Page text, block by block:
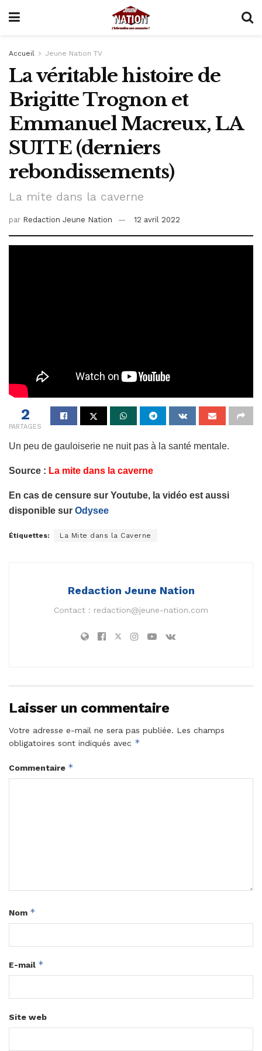
Accueil Jeune Nation TV
La véritable histoire de
Brigitte Trognon et
Emmanuel Macreux, LA
SUITE (derniers
rebondissements)
La mite dans la caverne
par Redaction Jeune Nation 12 avril 2022
2
PARTAGES
Un peu de gauloiserie ne nuit pas à la santé mentale.
Source : La mite dans la caverne
En cas de censure sur Youtube, la vidéo est aussi
disponible sur Odysee
Étiquettes: La Mite dans la Caverne
Redaction Jeune Nation
Contact : redaction@jeune-nation.com
Laisser un commentaire
Votre adresse e-mail ne sera pas publiée. Les champs
obligatoires sont indiqués avec *
Commentaire *
Nom *
E-mail *
Site web